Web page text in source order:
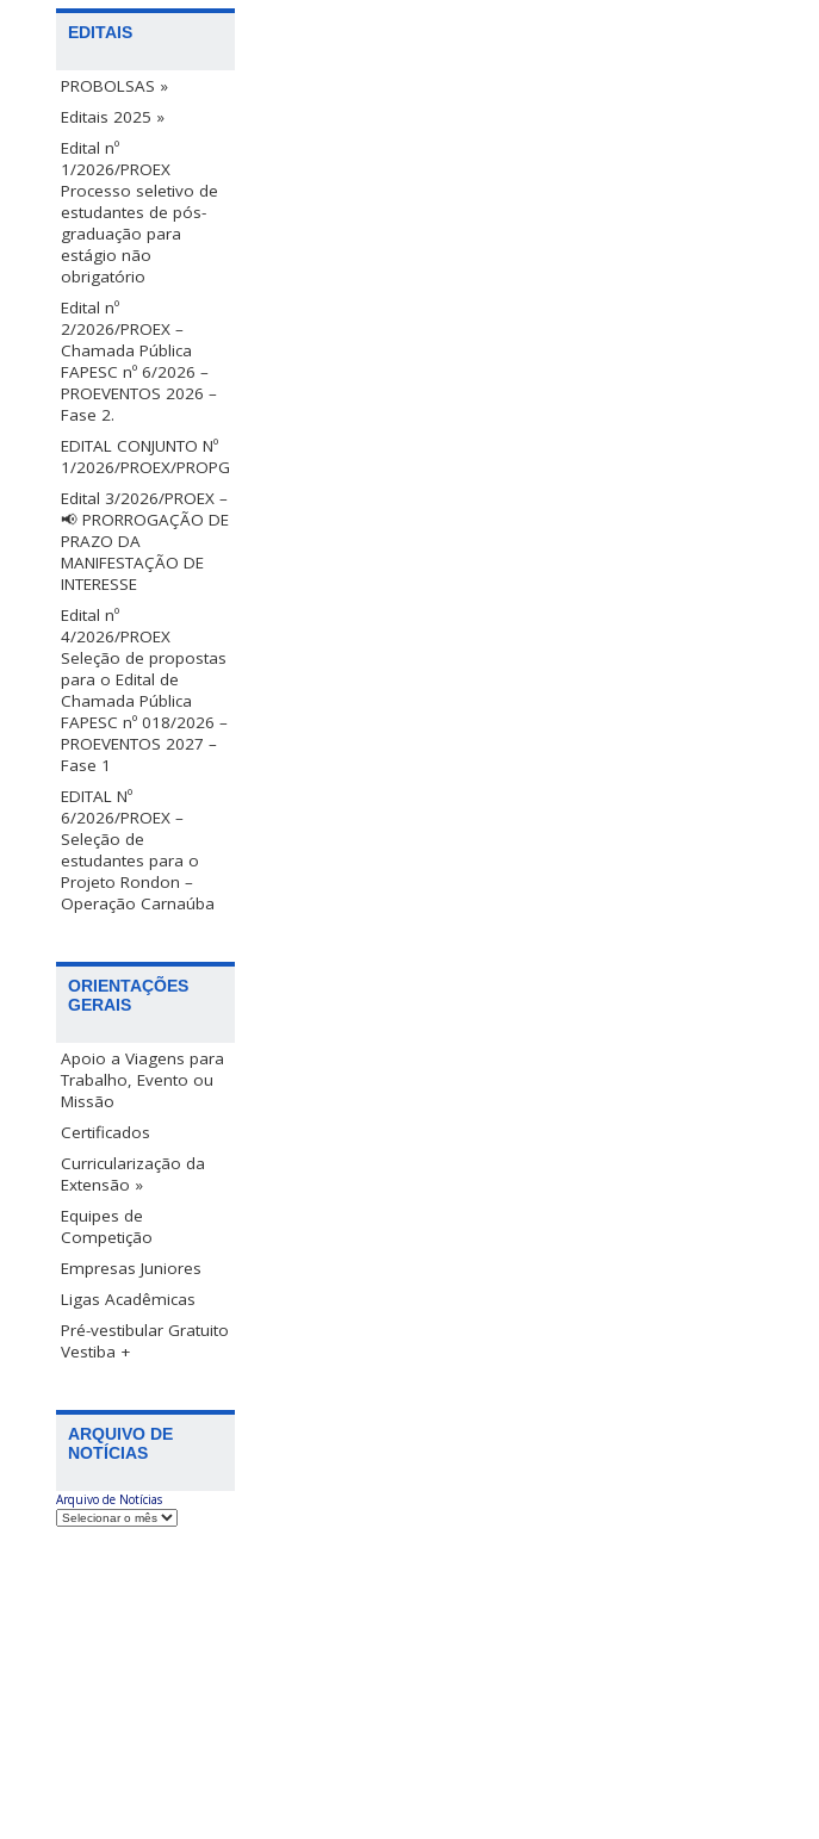
EDITAIS
PROBOLSAS »
Editais 2025 »
Edital nº
1/2026/PROEX
Processo seletivo de
estudantes de pós-
graduação para
estágio não
obrigatório
Edital nº
2/2026/PROEX –
Chamada Pública
FAPESC nº 6/2026 –
PROEVENTOS 2026 –
Fase 2.
EDITAL CONJUNTO Nº
1/2026/PROEX/PROPG
Edital 3/2026/PROEX –
📢 PRORROGAÇÃO DE
PRAZO DA
MANIFESTAÇÃO DE
INTERESSE
Edital nº
4/2026/PROEX
Seleção de propostas
para o Edital de
Chamada Pública
FAPESC nº 018/2026 –
PROEVENTOS 2027 –
Fase 1
EDITAL Nº
6/2026/PROEX –
Seleção de
estudantes para o
Projeto Rondon –
Operação Carnaúba
ORIENTAÇÕES
GERAIS
Apoio a Viagens para
Trabalho, Evento ou
Missão
Certificados
Curricularização da
Extensão »
Equipes de
Competição
Empresas Juniores
Ligas Acadêmicas
Pré-vestibular Gratuito
Vestiba +
ARQUIVO DE
NOTÍCIAS
Arquivo de Notícias